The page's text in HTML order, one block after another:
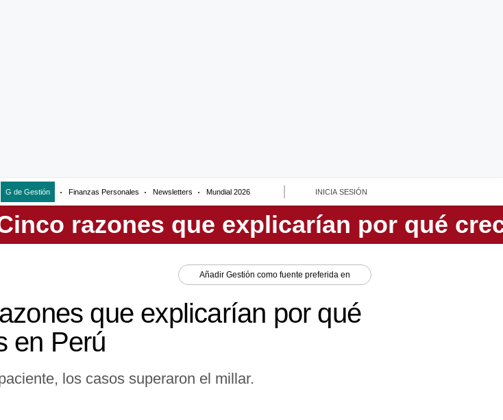
G de Gestión Finanzas Personales Newsletters Mundial 2026 INICIA SESIÓN
Añadir Gestión como fuente preferida en
que explicarían por qué
en Perú
los casos superaron el millar.